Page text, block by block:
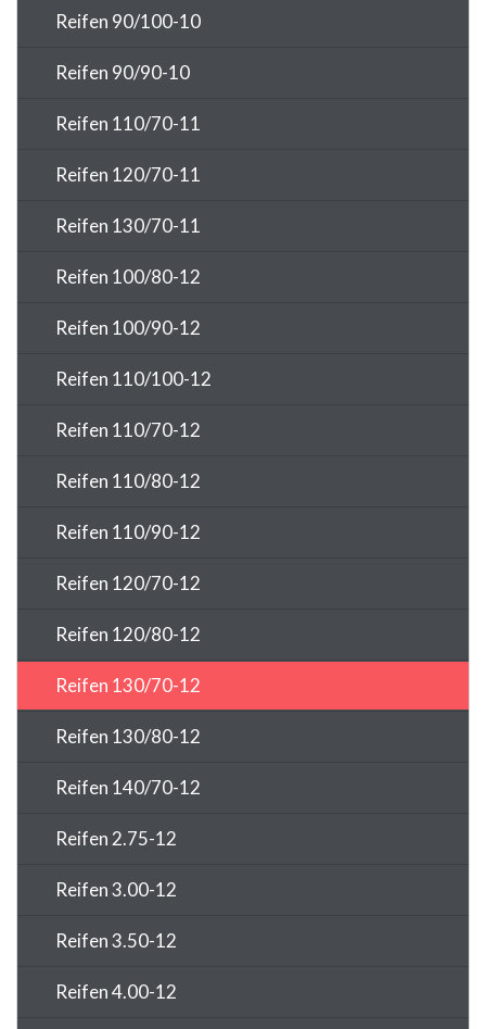
Reifen 90/100-10
Reifen 90/90-10
Reifen 110/70-11
Reifen 120/70-11
Reifen 130/70-11
Reifen 100/80-12
Reifen 100/90-12
Reifen 110/100-12
Reifen 110/70-12
Reifen 110/80-12
Reifen 110/90-12
Reifen 120/70-12
Reifen 120/80-12
Reifen 130/70-12
Reifen 130/80-12
Reifen 140/70-12
Reifen 2.75-12
Reifen 3.00-12
Reifen 3.50-12
Reifen 4.00-12